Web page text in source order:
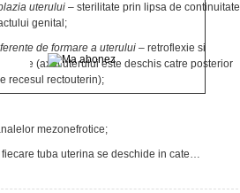
uterului – sterilitate prin lipsa de continuitate
genital;
de formare a uterului – retroflexie si
(axul uterului este deschis catre posterior
recesul rectouterin);
mezonefrotice;
tuba uterina se deschide in cate…